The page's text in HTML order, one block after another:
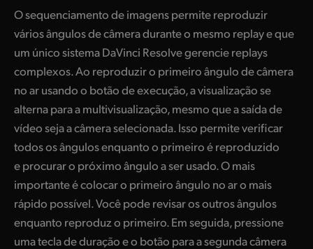
O sequenciamento de imagens permite reproduzir
vários ângulos de câmera durante o mesmo replay e que
um único sistema DaVinci Resolve gerencie replays
complexos. Ao reproduzir o primeiro ângulo de câmera
no ar usando o botão de execução, a visualização se
alterna para a multivisualização, mesmo que a saída de
vídeo seja a câmera selecionada. Isso permite verificar
todos os ângulos enquanto o primeiro é reproduzido
e procurar o próximo ângulo a ser usado. O mais
importante é colocar o primeiro ângulo no ar o mais
rápido possível. Você pode revisar os outros ângulos
enquanto reproduz o primeiro. Em seguida, pressione
uma tecla de duração e o botão para a segunda câmera